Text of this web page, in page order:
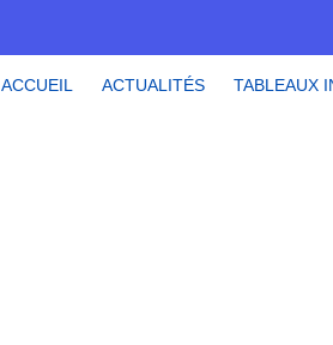
ACCUEIL ACTUALITÉS TABLEAUX